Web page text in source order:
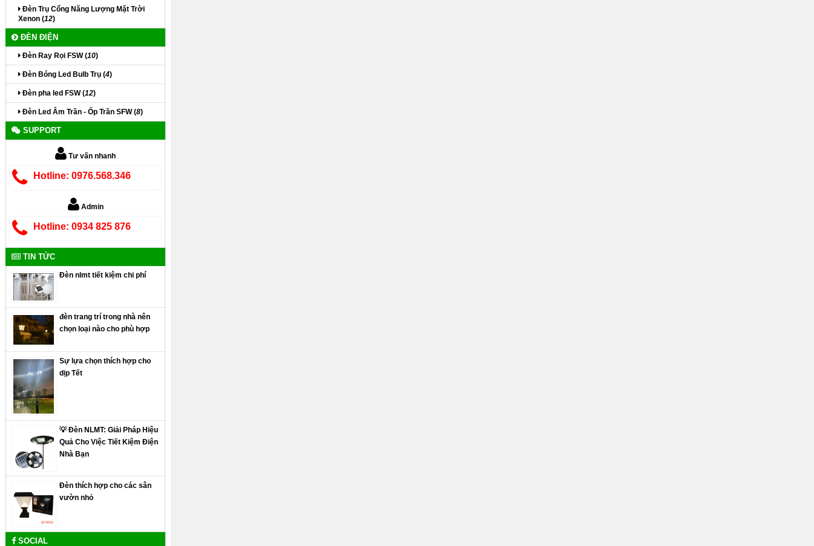
Đèn Trụ Cổng Năng Lượng Mặt Trời
Xenon (12)
ĐÈN ĐIỆN
Đèn Ray Rọi FSW (10)
Đèn Bóng Led Bulb Trụ (4)
Đèn pha led FSW (12)
Đèn Led Âm Trần - Ốp Trần SFW (8)
SUPPORT
Tư vấn nhanh
Hotline: 0976.568.346
Admin
Hotline: 0934 825 876
TIN TỨC
Đèn nlmt tiết kiệm chi phí
đèn trang trí trong nhà nên
chọn loại nào cho phù hợp
Sự lựa chọn thích hợp cho
dịp Tết
💡 Đèn NLMT: Giải Pháp Hiệu
Quả Cho Việc Tiết Kiệm Điện
Nhà Bạn
Đèn thích hợp cho các sân
vườn nhỏ
SOCIAL